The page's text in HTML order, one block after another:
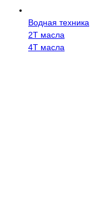
Водная техника
2Т масла
4Т масла